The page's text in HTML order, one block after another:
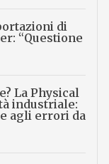
di
“Questione
La Physical
industriale:
agli errori da